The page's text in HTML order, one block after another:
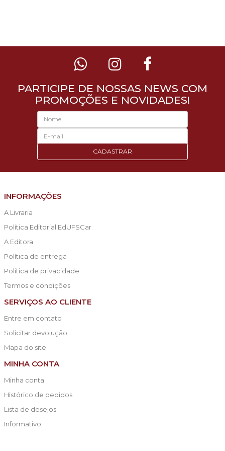
PARTICIPE DE NOSSAS NEWS COM
PROMOÇÕES E NOVIDADES!
CADASTRAR
INFORMAÇÕES
A Livraria
Política Editorial EdUFSCar
A Editora
Política de entrega
Política de privacidade
Termos e condições
SERVIÇOS AO CLIENTE
Entre em contato
Solicitar devolução
Mapa do site
MINHA CONTA
Minha conta
Histórico de pedidos
Lista de desejos
Informativo